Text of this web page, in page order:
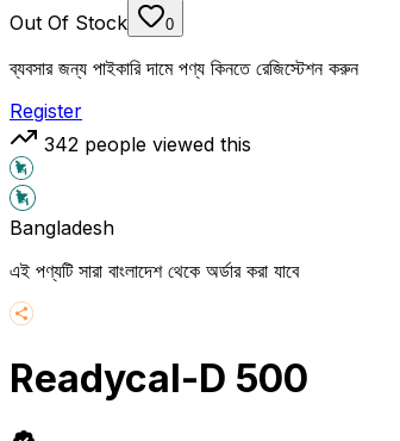
Out Of Stock 0
ব্যবসার জন্য পাইকারি দামে পণ্য কিনতে রেজিস্টেশন করুন
Register
342 people viewed this
Bangladesh
এই পণ্যটি সারা বাংলাদেশ থেকে অর্ডার করা যাবে
Readycal-D 500